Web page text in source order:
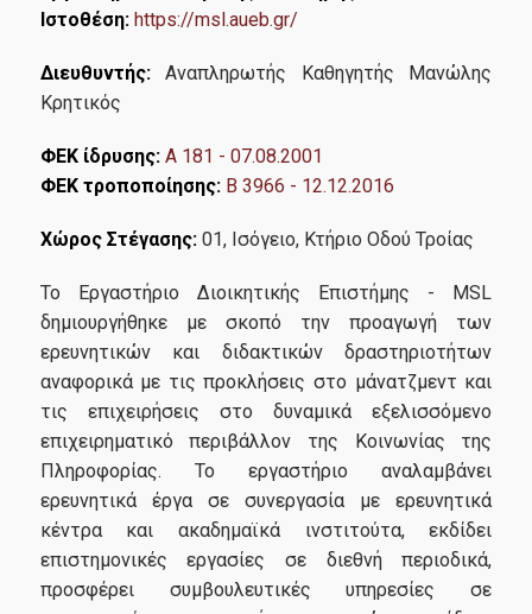
Στρατηγικές Συνεργασίες
Γραφείο Υποστήριξης Καριέρας & Επαγγελματικής
Σεμινάριο Προσωπικής Βελτίωσης και
Απασχολησιμότητας
Απόφοιτοι
Απασχόληση Αποφοίτων
Σύλλογος Αποφοίτων
Ιστοθέση: https://msl.aueb.gr/
Διευθυντής:Αναπληρωτής Καθηγητής Μανώλης
Κρητικός
ΦΕΚ ίδρυσης: A 181 - 07.08.2001
ΦΕΚ τροποποίησης: Β 3966 - 12.12.2016
Χώρος Στέγασης:01, Ισόγειο, Κτήριο Οδού Τροίας
Το Εργαστήριο Διοικητικής Επιστήμης - MSL
δημιουργήθηκε με σκοπό την προ­αγωγή των
ερευνητικών και διδακτικών δραστηριοτήτων
αναφορικά με τις προκλήσεις στο μάνατζμεντ και
τις επιχειρήσεις στο δυναμικά εξελισσόμενο
επιχειρηματικό περιβάλλον της Κοινωνίας της
Πληροφορίας. Το εργαστήριο αναλαμβάνει
ερευνητικά έργα σε συνεργασία με ερευνητικά
κέντρα και ακα­δημαϊκά ινστιτούτα, εκδίδει
επιστημονικές εργασίες σε διεθνή περιοδικά,
προσφέρει συμβουλευτικές υπηρεσίες σε